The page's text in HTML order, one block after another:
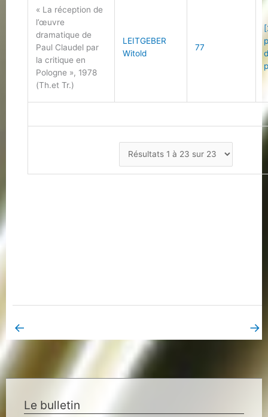
« La réception de
l’œuvre
dramatique de
Paul Claudel par
la critique en
Pologne », 1978
(Th.et Tr.)
LEITGEBER
Witold
77
← →
Le bulletin